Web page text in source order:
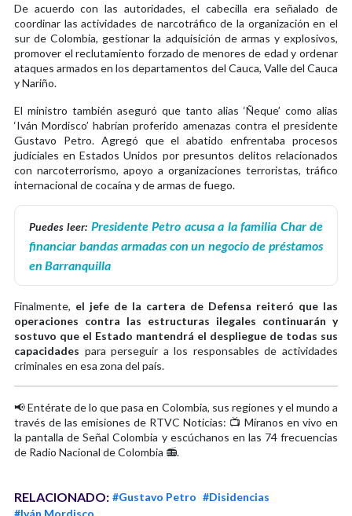
De acuerdo con las autoridades, el cabecilla era señalado de
coordinar las actividades de narcotráfico de la organización en el
sur de Colombia, gestionar la adquisición de armas y explosivos,
promover el reclutamiento forzado de menores de edad y ordenar
ataques armados en los departamentos del Cauca, Valle del Cauca
y Nariño.
El ministro también aseguró que tanto alias ‘Ñeque’ como alias
‘Iván Mordisco’ habrían proferido amenazas contra el presidente
Gustavo Petro. Agregó que el abatido enfrentaba procesos
judiciales en Estados Unidos por presuntos delitos relacionados
con narcoterrorismo, apoyo a organizaciones terroristas, tráfico
internacional de cocaína y de armas de fuego.
Puedes leer: Presidente Petro acusa a la familia Char de
financiar bandas armadas con un negocio de préstamos
en Barranquilla
Finalmente, el jefe de la cartera de Defensa reiteró que las
operaciones contra las estructuras ilegales continuarán y
sostuvo que el Estado mantendrá el despliegue de todas sus
capacidades para perseguir a los responsables de actividades
criminales en esa zona del país.
📢 Entérate de lo que pasa en Colombia, sus regiones y el mundo a
través de las emisiones de RTVC Noticias: 📺 Míranos en vivo en
la pantalla de Señal Colombia y escúchanos en las 74 frecuencias
de Radio Nacional de Colombia 📻.
RELACIONADO: #Gustavo Petro #Disidencias
#Iván Mordisco